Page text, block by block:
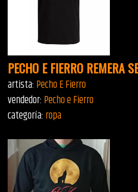
PECHO E FIERRO REMERA
artista: Pecho E Fierro
vendedor: Pecho e Fierro
categoría: ropa